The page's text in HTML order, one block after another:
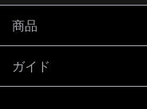
商品
ガイド